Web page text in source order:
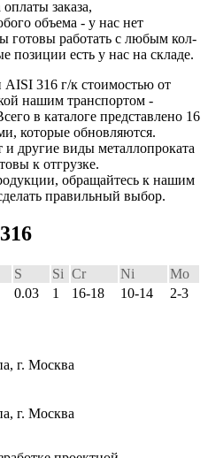
заказа,
объема - у нас нет
готовы работать с любым кол-
позиции есть у нас на складе.
316 г/к стоимостью от
нашим транспортом -
в каталоге представлено 16
которые обновляются.
другие виды металлопроката
к отгрузке.
обращайтесь к нашим
правильный выбор.
S Si Cr Ni
Mo
0.03 1 16-18 10-14 2-3
г. Москва
г. Москва